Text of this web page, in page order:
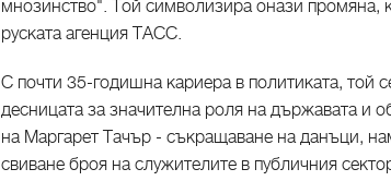
мнозинство". Той символизира онази промяна,
руската агенция ТАСС.
С почти 35-годишна кариера в политиката, той
десницата за значителна роля на държавата и
на Маргарет Тачър - съкращаване на данъци,
свиване броя на служителите в публичния